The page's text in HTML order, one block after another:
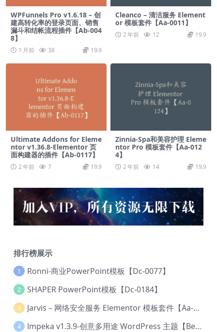
WPFunnels Pro v1.6.18 – 创
建高转化率的登录页面、销售
漏斗和结帐流程插件【Ab-004
8】
1 月前 38 19.9
Cleanco – 清洁服务 Element
or 模板套件【Aa-0011】
2 年前 12 19.9
Ultimate Addons for Eleme
ntor v1.36.8-Elementor 页
面构建器的插件【Ab-0117】
2 年前 7 19.9
Zinnia-Spa和美容护理 Eleme
ntor Pro 模板套件【Aa-012
4】
2 年前 14 19.9
排行榜展示
1 Ronni-商业PowerPoint模板【Dc-0077】
2 SHAPER PowerPoint模板【Dc-0184】
3 Jarvis – 网络安全服务 Elementor 模板套件【Aa-0035】
4 lmpeka v1.3.9-创意多用途 WordPress 主题【Be-0064】